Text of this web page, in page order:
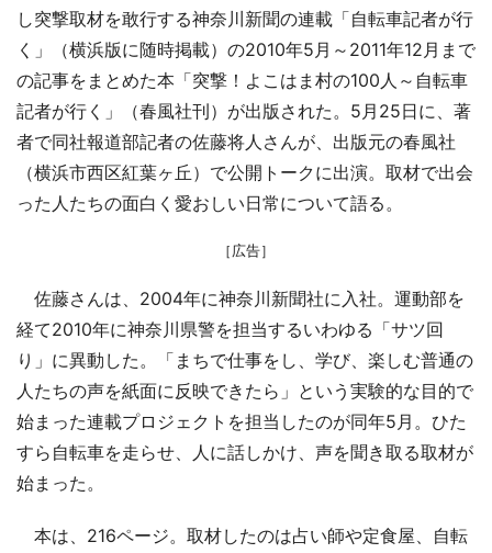
し突撃取材を敢行する神奈川新聞の連載「自転車記者が行
く」（横浜版に随時掲載）の2010年5月～2011年12月まで
の記事をまとめた本「突撃！よこはま村の100人～自転車
記者が行く」（春風社刊）が出版された。5月25日に、著
者で同社報道部記者の佐藤将人さんが、出版元の春風社
（横浜市西区紅葉ヶ丘）で公開トークに出演。取材で出会
った人たちの面白く愛おしい日常について語る。
［広告］
佐藤さんは、2004年に神奈川新聞社に入社。運動部を
経て2010年に神奈川県警を担当するいわゆる「サツ回
り」に異動した。「まちで仕事をし、学び、楽しむ普通の
人たちの声を紙面に反映できたら」という実験的な目的で
始まった連載プロジェクトを担当したのが同年5月。ひた
すら自転車を走らせ、人に話しかけ、声を聞き取る取材が
始まった。
本は、216ページ。取材したのは占い師や定食屋、自転